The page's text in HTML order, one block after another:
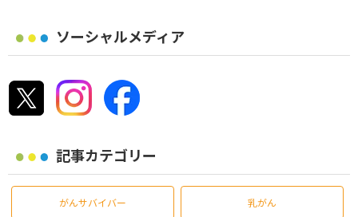
ソーシャルメディア
記事カテゴリー
がんサバイバー 乳がん